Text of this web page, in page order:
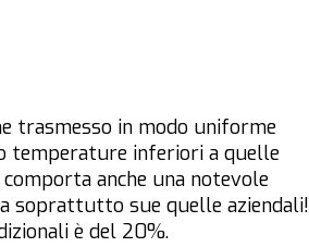
trasmesso in modo uniforme
temperature inferiori a quelle
anche una notevole
soprattutto sue quelle aziendali!
è del 20%.